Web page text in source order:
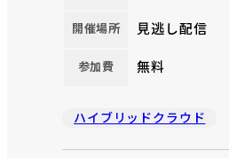
開催場所 見逃し配信
参加費 無料
ハイブリッドクラウド